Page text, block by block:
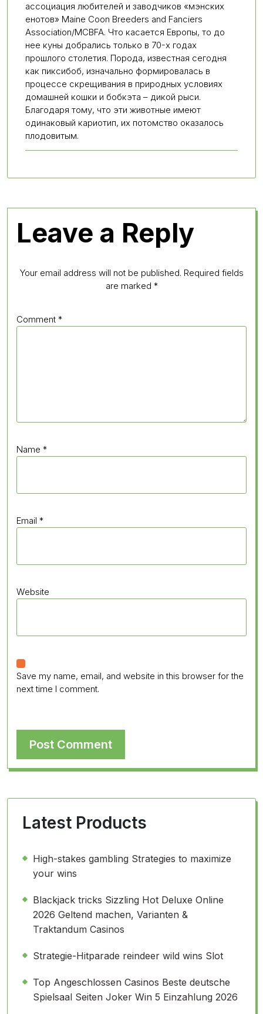
ассоциация любителей и заводчиков «мэнских
енотов» Maine Coon Breeders and Fanciers
Association/MCBFA. Что касается Европы, то до
нее куны добрались только в 70-х годах
прошлого столетия. Порода, известная сегодня
как пиксибоб, изначально формировалась в
процессе скрещивания в природных условиях
домашней кошки и бобкэта – дикой рыси.
Благодаря тому, что эти животные имеют
одинаковый кариотип, их потомство оказалось
плодовитым.
Leave a Reply
Your email address will not be published. Required fields
are marked *
Comment *
Name *
Email *
Website
Save my name, email, and website in this browser for the
next time I comment.
Latest Products
High-stakes gambling Strategies to maximize
your wins
Blackjack tricks Sizzling Hot Deluxe Online
2026 Geltend machen, Varianten &
Traktandum Casinos
Strategie-Hitparade reindeer wild wins Slot
Top Angeschlossen Casinos Beste deutsche
Spielsaal Seiten Joker Win 5 Einzahlung 2026